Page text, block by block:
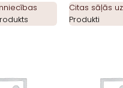
Citas sāļās
Produkti